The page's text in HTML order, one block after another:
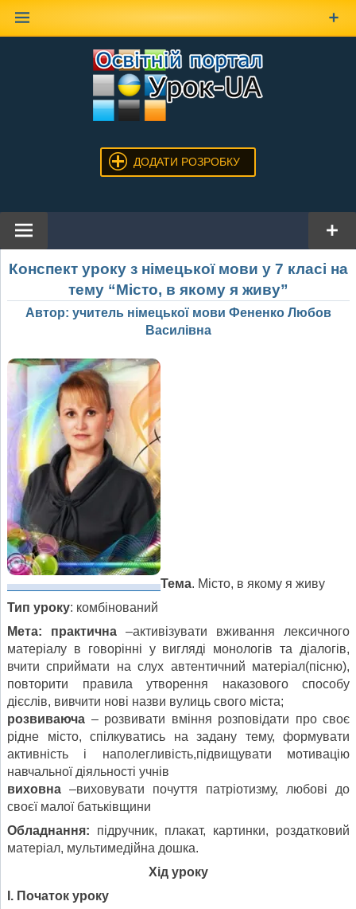
ДОДАТИ РОЗРОБКУ
Конспект уроку з німецької мови у 7 класі на
тему “Місто, в якому я живу”
Автор: учитель німецької мови Фененко Любов
Василівна
Тема. Місто, в якому я живу
Тип уроку: комбінований
Мета:
практична –активізувати вживання лексичного
матеріалу в говорінні у вигляді монологів та діалогів,
вчити сприймати на слух автентичний матеріал(пісню),
повторити правила утворення наказового способу
дієслів, вивчити нові назви вулиць свого міста;
розвиваюча – розвивати вміння розповідати про своє
рідне місто, спілкуватись на задану тему, формувати
активність і наполегливість,підвищувати мотивацію
навчальної діяльності учнів
виховна –виховувати почуття патріотизму, любові до
своєї малої батьківщини
Обладнання: підручник, плакат, картинки, роздатковий
матеріал, мультимедійна дошка.
Хід уроку
І. Початок уроку